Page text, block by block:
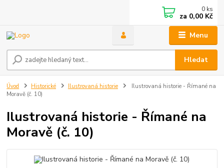
Menu
Hledat
0 ks
za 0,00 Kč
Úvod Historické Ilustrovaná historie
Ilustrovaná historie - Římané na
Moravě (č. 10)
Ilustrovaná historie - Římané na
Moravě (č. 10)